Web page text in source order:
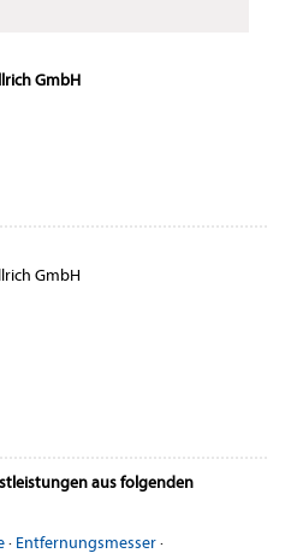
GmbH
GmbH
aus folgenden
· Entfernungsmesser·